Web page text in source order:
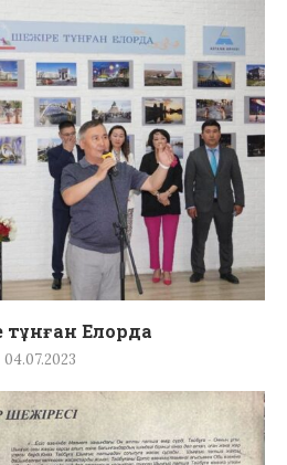
Елорда
04.07.2023